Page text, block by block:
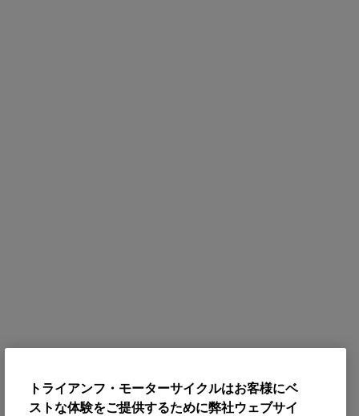
トライアンフ・モーターサイクルはお客様にベ
ストな体験をご提供するために弊社ウェブサイ